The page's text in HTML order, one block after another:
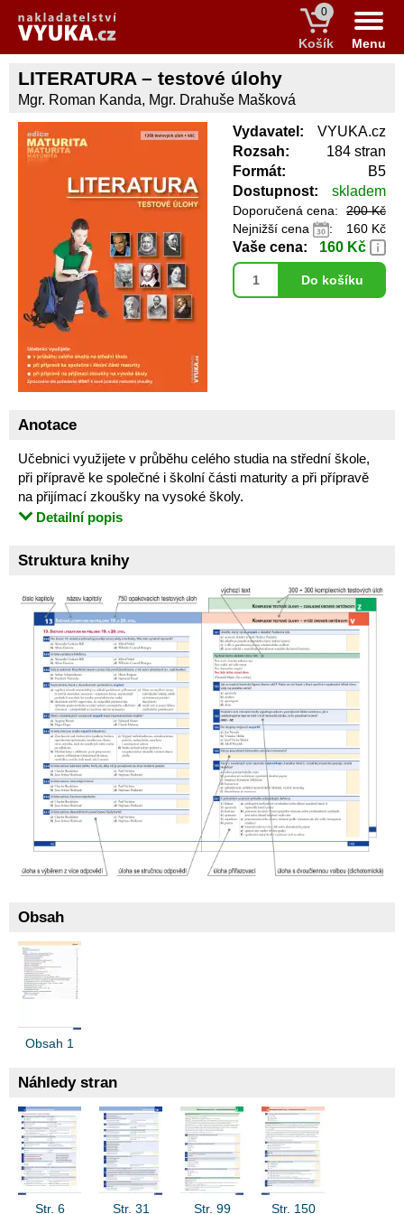
Menu
0
Košík
LITERATURA – testové úlohy
Mgr. Roman Kanda, Mgr. Drahuše Mašková
Vydavatel:
VYUKA.cz
Rozsah:
184 stran
Formát:
B5
Dostupnost:
skladem
Doporučená cena:
200 Kč
Nejnižší cena
: 160 Kč
Vaše cena: 160 Kč
Do košíku
Anotace
Učebnici využijete v průběhu celého studia na střední škole,
při přípravě ke společné i školní části maturity a při přípravě
na přijímací zkoušky na vysoké školy.
Detailní popis
Struktura knihy
Obsah
Obsah 1
Náhledy stran
Str. 6 Str. 31 Str. 99 Str. 150